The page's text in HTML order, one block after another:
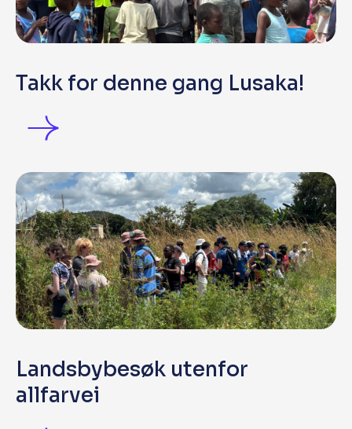
Takk for denne gang Lusaka!
Landsbybesøk utenfor
allfarvei